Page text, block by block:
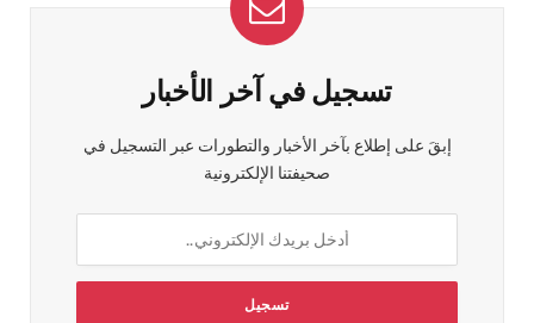
تسجيل في آخر الأخبار
إبقَ على إطلاع بآخر الأخبار والتطورات عبر التسجيل في
صحيفتنا الإلكترونية